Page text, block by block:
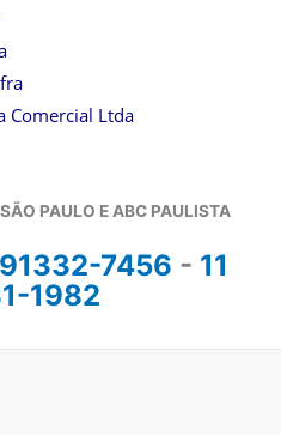
Comercial Ltda
PAULO E ABC PAULISTA
91332-7456 - 11
1982